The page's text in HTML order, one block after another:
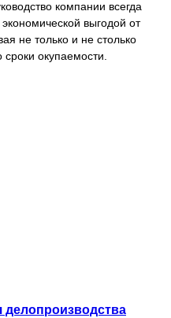
компании всегда
выгодой от
не только и не столько
сроки окупаемости.
делопроизводства